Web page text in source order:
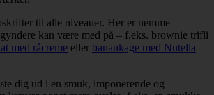
til alle niveauer. Her er nemme
kan være med på – f.eks. brownie trifli
med råcreme eller banankage med Nutella
dig ud i en smuk, imponerende og